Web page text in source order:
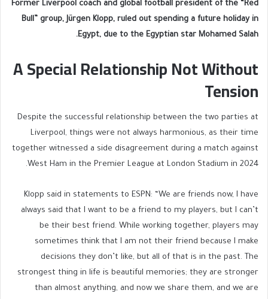
Former Liverpool coach and global football president of the “Red
Bull” group, Jürgen Klopp, ruled out spending a future holiday in
Egypt, due to the Egyptian star Mohamed Salah.
A Special Relationship Not Without
Tension
Despite the successful relationship between the two parties at
Liverpool, things were not always harmonious, as their time
together witnessed a side disagreement during a match against
West Ham in the Premier League at London Stadium in 2024.
Klopp said in statements to ESPN: “We are friends now, I have
always said that I want to be a friend to my players, but I can’t
be their best friend. While working together, players may
sometimes think that I am not their friend because I make
decisions they don’t like, but all of that is in the past. The
strongest thing in life is beautiful memories; they are stronger
than almost anything, and now we share them, and we are